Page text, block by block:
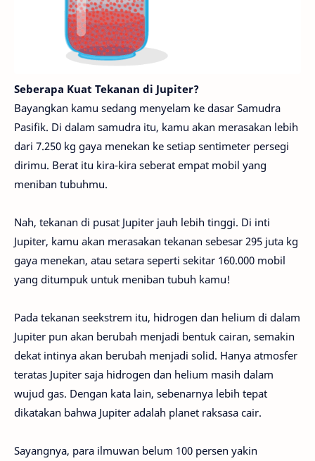
Seberapa Kuat Tekanan di Jupiter?
Bayangkan kamu sedang menyelam ke dasar Samudra
Pasifik. Di dalam samudra itu, kamu akan merasakan lebih
dari 7.250 kg gaya menekan ke setiap sentimeter persegi
dirimu. Berat itu kira-kira seberat empat mobil yang
meniban tubuhmu.
Nah, tekanan di pusat Jupiter jauh lebih tinggi. Di inti
Jupiter, kamu akan merasakan tekanan sebesar 295 juta kg
gaya menekan, atau setara seperti sekitar 160.000 mobil
yang ditumpuk untuk meniban tubuh kamu!
Pada tekanan seekstrem itu, hidrogen dan helium di dalam
Jupiter pun akan berubah menjadi bentuk cairan, semakin
dekat intinya akan berubah menjadi solid. Hanya atmosfer
teratas Jupiter saja hidrogen dan helium masih dalam
wujud gas. Dengan kata lain, sebenarnya lebih tepat
dikatakan bahwa Jupiter adalah planet raksasa cair.
Sayangnya, para ilmuwan belum 100 persen yakin